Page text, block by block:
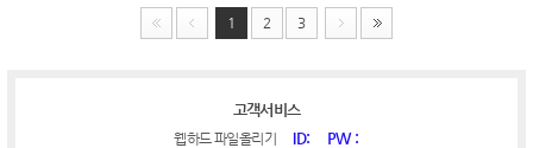
1 2 3
고객서비스
웹하드 파일올리기 ID: PW :